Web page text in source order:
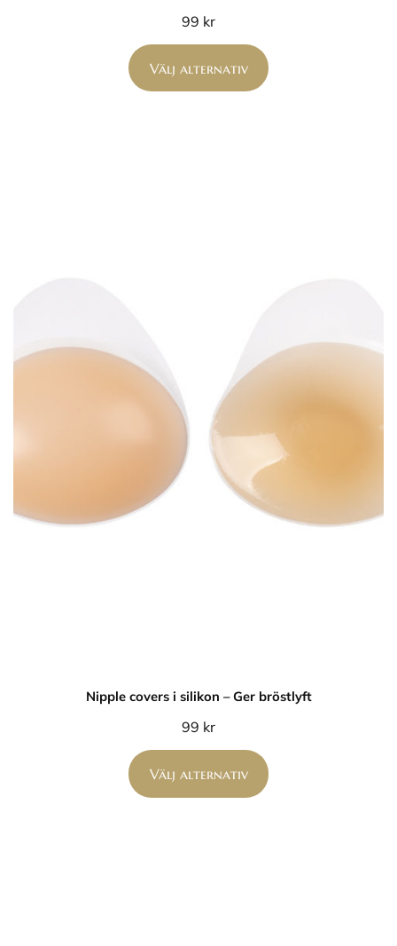
99 kr
Välj alternativ
Nipple covers i silikon – Ger bröstlyft
99 kr
Välj alternativ